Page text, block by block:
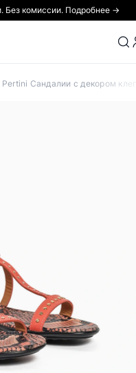
Без комиссии. Подробнее →
Pertini Сандалии с декором